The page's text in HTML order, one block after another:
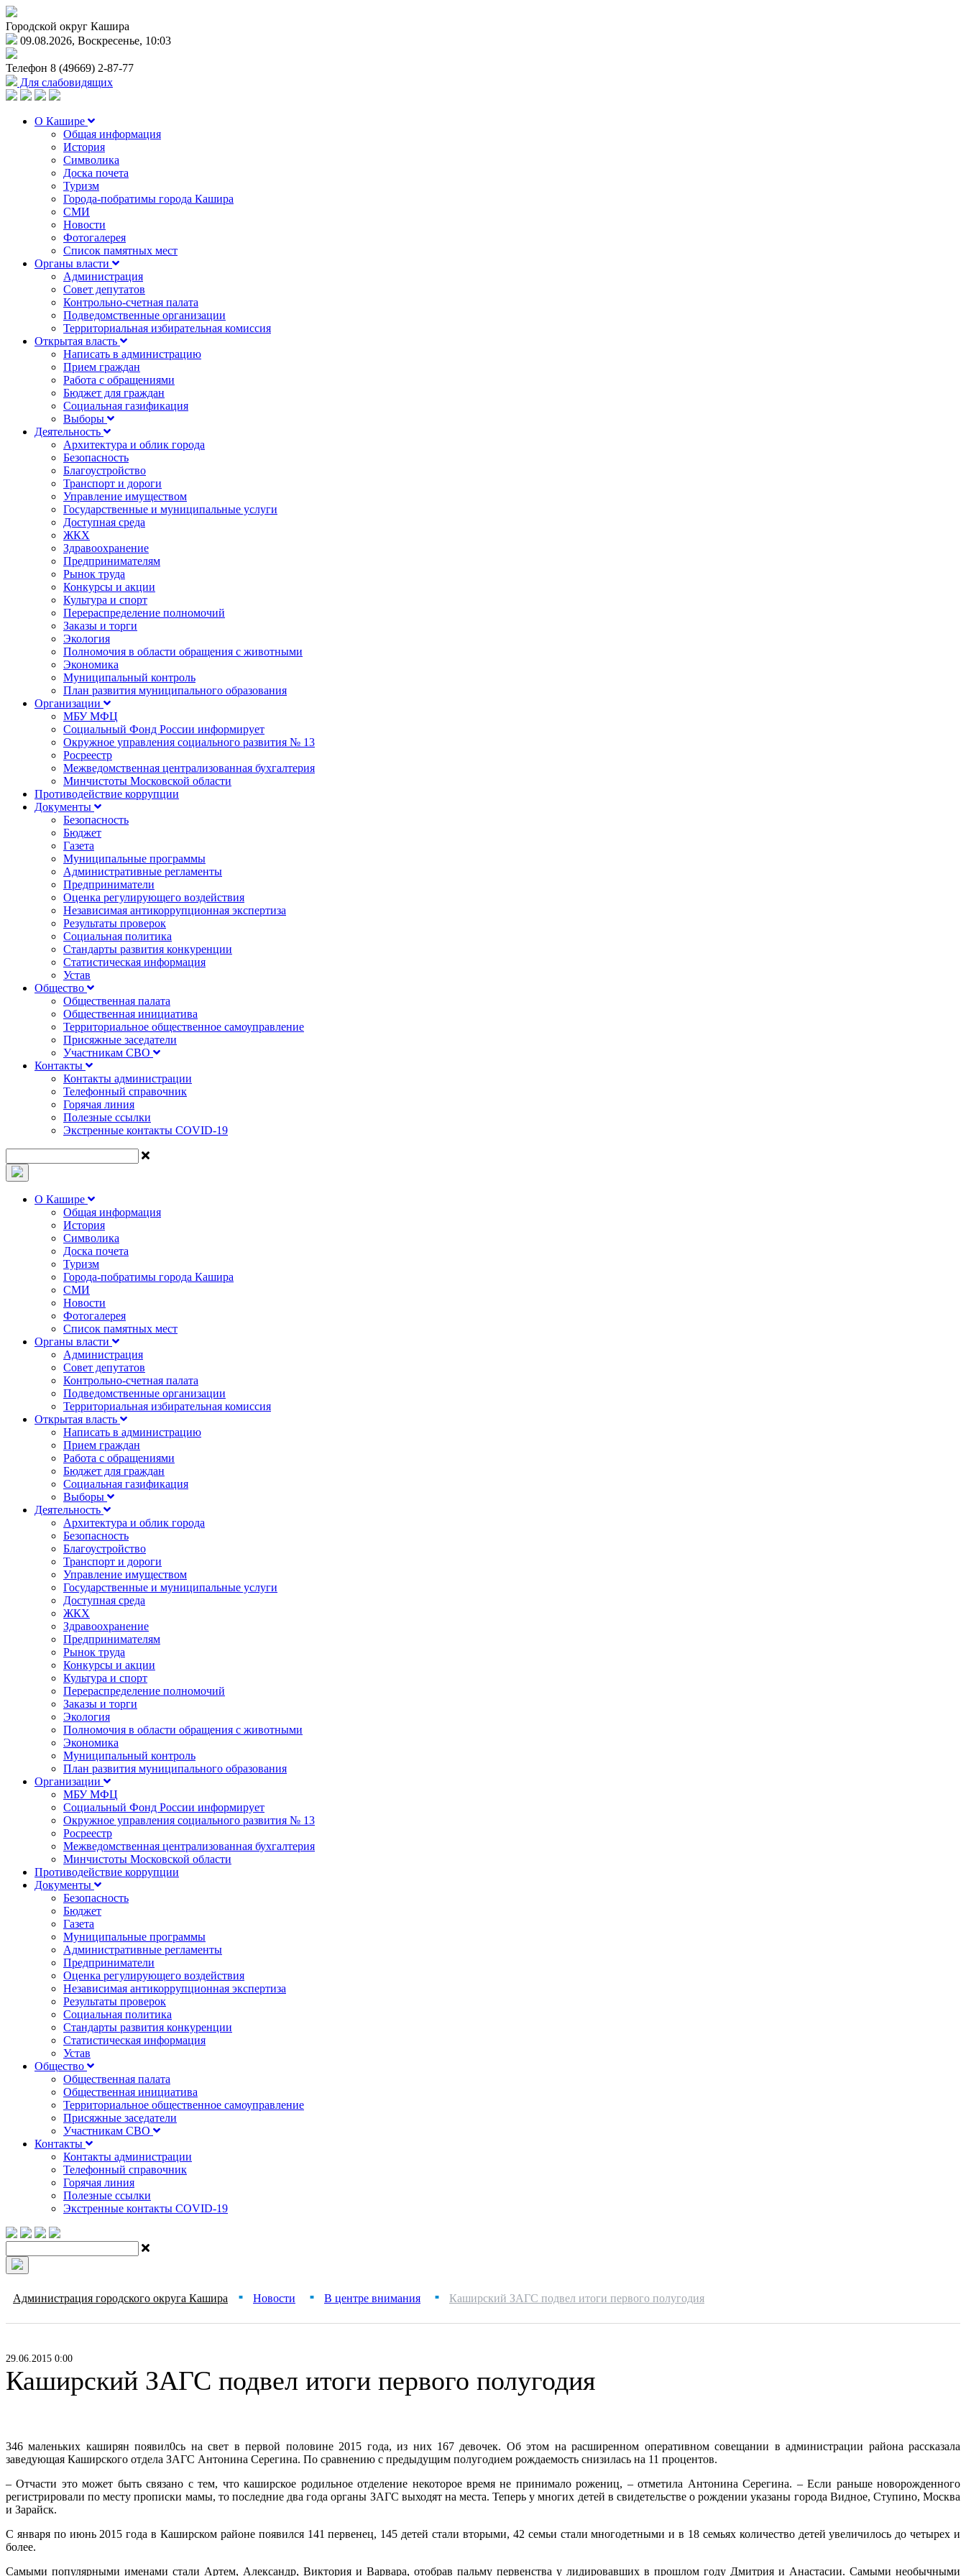
Городской округ Кашира
09.08.2026, Воскресенье, 10:03
Телефон 8 (49669) 2-87-77
Для слабовидящих
О Кашире
Общая информация
История
Символика
Доска почета
Туризм
Города-побратимы города Кашира
СМИ
Новости
Фотогалерея
Список памятных мест
Органы власти
Администрация
Совет депутатов
Контрольно-счетная палата
Подведомственные организации
Территориальная избирательная комиссия
Открытая власть
Написать в администрацию
Прием граждан
Работа с обращениями
Бюджет для граждан
Социальная газификация
Выборы
Деятельность
Архитектура и облик города
Безопасность
Благоустройство
Транспорт и дороги
Управление имуществом
Государственные и муниципальные услуги
Доступная среда
ЖКХ
Здравоохранение
Предпринимателям
Рынок труда
Конкурсы и акции
Культура и спорт
Перераспределение полномочий
Заказы и торги
Экология
Полномочия в области обращения с животными
Экономика
Муниципальный контроль
План развития муниципального образования
Организации
МБУ МФЦ
Социальный Фонд России информирует
Окружное управления социального развития № 13
Росреестр
Межведомственная централизованная бухгалтерия
Минчистоты Московской области
Противодействие коррупции
Документы
Безопасность
Бюджет
Газета
Муниципальные программы
Административные регламенты
Предприниматели
Оценка регулирующего воздействия
Независимая антикоррупционная экспертиза
Результаты проверок
Социальная политика
Стандарты развития конкуренции
Статистическая информация
Устав
Общество
Общественная палата
Общественная инициатива
Территориальное общественное самоуправление
Присяжные заседатели
Участникам СВО
Контакты
Контакты администрации
Телефонный справочник
Горячая линия
Полезные ссылки
Экстренные контакты COVID-19
О Кашире
Общая информация
История
Символика
Доска почета
Туризм
Города-побратимы города Кашира
СМИ
Новости
Фотогалерея
Список памятных мест
Органы власти
Администрация
Совет депутатов
Контрольно-счетная палата
Подведомственные организации
Территориальная избирательная комиссия
Открытая власть
Написать в администрацию
Прием граждан
Работа с обращениями
Бюджет для граждан
Социальная газификация
Выборы
Деятельность
Архитектура и облик города
Безопасность
Благоустройство
Транспорт и дороги
Управление имуществом
Государственные и муниципальные услуги
Доступная среда
ЖКХ
Здравоохранение
Предпринимателям
Рынок труда
Конкурсы и акции
Культура и спорт
Перераспределение полномочий
Заказы и торги
Экология
Полномочия в области обращения с животными
Экономика
Муниципальный контроль
План развития муниципального образования
Организации
МБУ МФЦ
Социальный Фонд России информирует
Окружное управления социального развития № 13
Росреестр
Межведомственная централизованная бухгалтерия
Минчистоты Московской области
Противодействие коррупции
Документы
Безопасность
Бюджет
Газета
Муниципальные программы
Административные регламенты
Предприниматели
Оценка регулирующего воздействия
Независимая антикоррупционная экспертиза
Результаты проверок
Социальная политика
Стандарты развития конкуренции
Статистическая информация
Устав
Общество
Общественная палата
Общественная инициатива
Территориальное общественное самоуправление
Присяжные заседатели
Участникам СВО
Контакты
Контакты администрации
Телефонный справочник
Горячая линия
Полезные ссылки
Экстренные контакты COVID-19
Администрация городского округа Кашира ■ Новости ■ В центре внимания ■ Каширский ЗАГС подвел итоги первого полугодия
29.06.2015 0:00
Каширский ЗАГС подвел итоги первого полугодия
346 маленьких каширян появил0сь на свет в первой половине 2015 года, из них 167 девочек. Об этом на расширенном оперативном совещании в администрации района рассказала
заведующая Каширского отдела ЗАГС Антонина Серегина. По сравнению с предыдущим полугодием рождаемость снизилась на 11 процентов.
– Отчасти это может быть связано с тем, что каширское родильное отделение некоторое время не принимало рожениц, – отметила Антонина Серегина. – Если раньше новорожденного
регистрировали по месту прописки мамы, то последние два года органы ЗАГС выходят на места. Теперь у многих детей в свидетельстве о рождении указаны города Видное, Ступино, Москва
и Зарайск.
С января по июнь 2015 года в Каширском районе появился 141 первенец, 145 детей стали вторыми, 42 семьи стали многодетными и в 18 семьях количество детей увеличилось до четырех и
более.
Самыми популярными именами стали Артем, Александр, Виктория и Варвара, отобрав пальму первенства у лидировавших в прошлом году Дмитрия и Анастасии. Самыми необычными